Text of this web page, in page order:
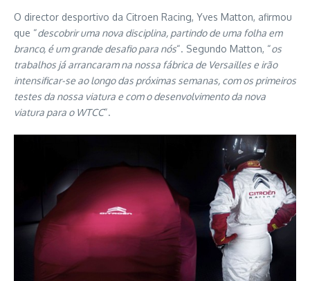
O director desportivo da Citroen Racing, Yves Matton, afirmou
que “descobrir uma nova disciplina, partindo de uma folha em
branco, é um grande desafio para nós“. Segundo Matton, “os
trabalhos já arrancaram na nossa fábrica de Versailles e irão
intensificar-se ao longo das próximas semanas, com os primeiros
testes da nossa viatura e com o desenvolvimento da nova
viatura para o WTCC“.